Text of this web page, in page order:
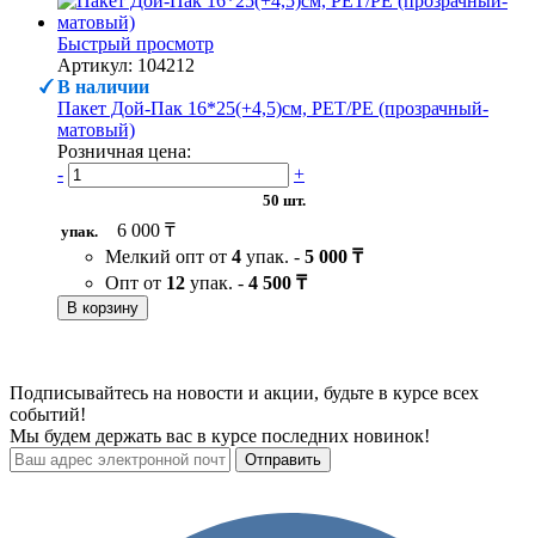
Быстрый просмотр
Артикул: 104212
В наличии
Пакет Дой-Пак 16*25(+4,5)см, PET/PE (прозрачный-
матовый)
Розничная цена:
-
+
50 шт.
упак.
6 000 ₸
Мелкий опт от 4 упак. - 5 000 ₸
Опт от 12 упак. - 4 500 ₸
В корзину
Подписывайтесь на новости и акции, будьте в курсе всех
событий!
Мы будем держать вас в курсе последних новинок!